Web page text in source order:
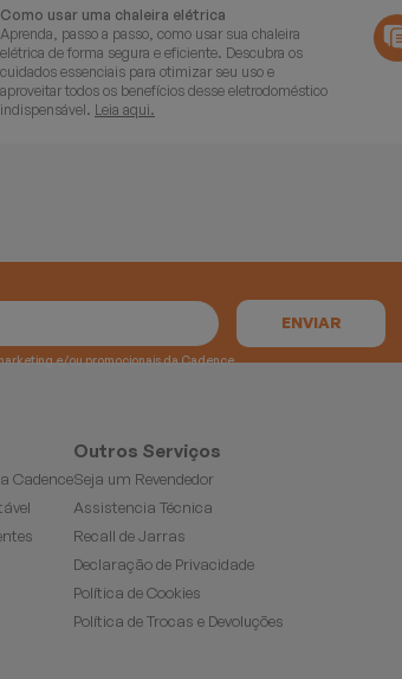
Como usar uma chaleira elétrica
Aprenda, passo a passo, como usar sua chaleira
elétrica de forma segura e eficiente. Descubra os
cuidados essenciais para otimizar seu uso e
aproveitar todos os benefícios desse eletrodoméstico
indispensável. Leia aqui.
e gostaria de receber e-mails marketing e/ou promocionais da Cadence
Cadence
Outros Serviços
Seja um Revendedor
Assistencia Técnica
Recall de Jarras
Declaração de Privacidade
Política de Cookies
Política de Trocas e Devoluções